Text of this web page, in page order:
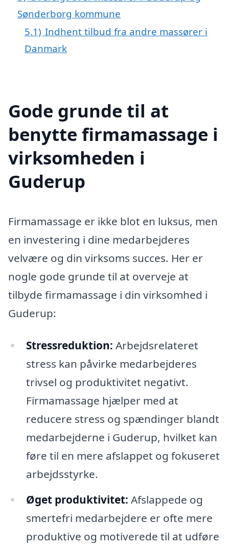
Sønderborg kommune
5.1) Indhent tilbud fra andre massører i
Danmark
Gode grunde til at
benytte firmamassage i
virksomheden i
Guderup
Firmamassage er ikke blot en luksus, men
en investering i dine medarbejderes
velvære og din virksoms succes. Her er
nogle gode grunde til at overveje at
tilbyde firmamassage i din virksomhed i
Guderup:
Stressreduktion: Arbejdsrelateret
stress kan påvirke medarbejderes
trivsel og produktivitet negativt.
Firmamassage hjælper med at
reducere stress og spændinger blandt
medarbejderne i Guderup, hvilket kan
føre til en mere afslappet og fokuseret
arbejdsstyrke.
Øget produktivitet: Afslappede og
smertefri medarbejdere er ofte mere
produktive og motiverede til at udføre